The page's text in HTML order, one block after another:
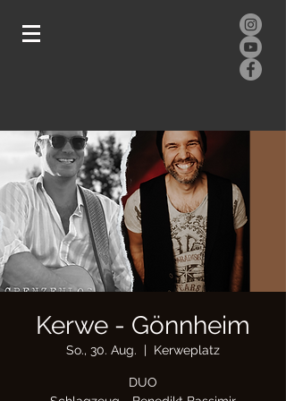
Kerwe - Gönnheim
So., 30. Aug.
  |
Kerweplatz
DUO